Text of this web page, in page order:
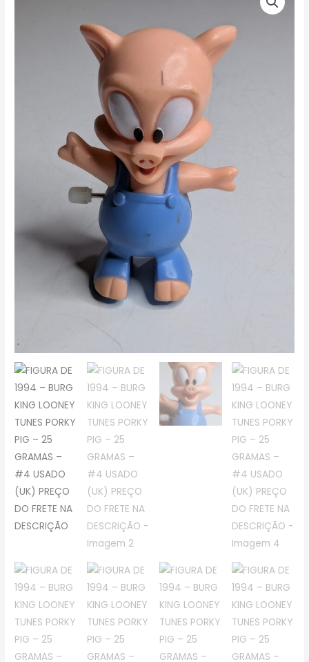
#4
USADO
DESCRIÇÃO
quantidade